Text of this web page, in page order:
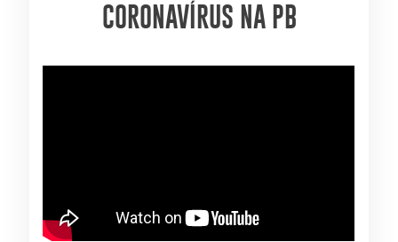
CORONAVÍRUS NA PB